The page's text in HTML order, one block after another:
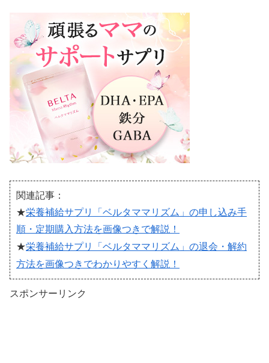
関連記事：
★栄養補給サプリ「ベルタママリズム」の申し込み手
順・定期購入方法を画像つきで解説！
★栄養補給サプリ「ベルタママリズム」の退会・解約
方法を画像つきでわかりやすく解説！
スポンサーリンク